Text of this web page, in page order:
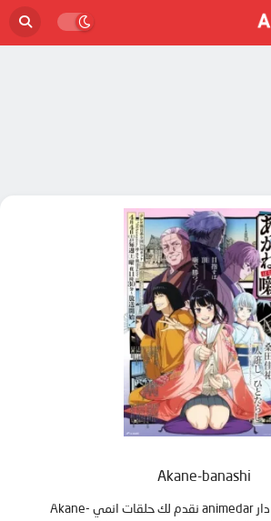
Akane-banashi
مرحبا بك في موقع انمي دار animedar نقدم لك حلقات انمي Akane-